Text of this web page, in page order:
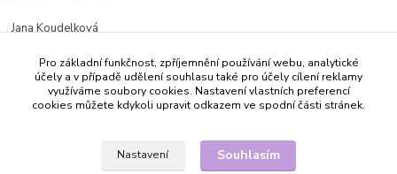
Jana Koudelková
PO - PÁ (8-16h)
info@decida.cz
Pro základní funkčnost, zpříjemnění používání webu, analytické
účely a v případě udělení souhlasu také pro účely cílení reklamy
využíváme soubory cookies. Nastavení vlastních preferencí
cookies můžete kdykoli upravit odkazem ve spodní části stránek.
Nastavení Souhlasím